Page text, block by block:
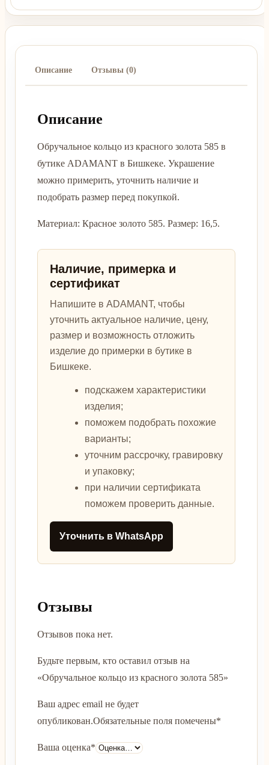
Описание Отзывы (0)
Описание
Обручальное кольцо из красного золота 585 в
бутике ADAMANT в Бишкеке. Украшение
можно примерить, уточнить наличие и
подобрать размер перед покупкой.
Материал: Красное золото 585. Размер: 16,5.
Наличие, примерка и
сертификат
Напишите в ADAMANT, чтобы
уточнить актуальное наличие, цену,
размер и возможность отложить
изделие до примерки в бутике в
Бишкеке.
подскажем характеристики
изделия;
поможем подобрать похожие
варианты;
уточним рассрочку, гравировку
и упаковку;
при наличии сертификата
поможем проверить данные.
Уточнить в WhatsApp
Отзывы
Отзывов пока нет.
Будьте первым, кто оставил отзыв на
«Обручальное кольцо из красного золота 585»
Ваш адрес email не будет
опубликован.Обязательные поля помечены*
Ваша оценка*